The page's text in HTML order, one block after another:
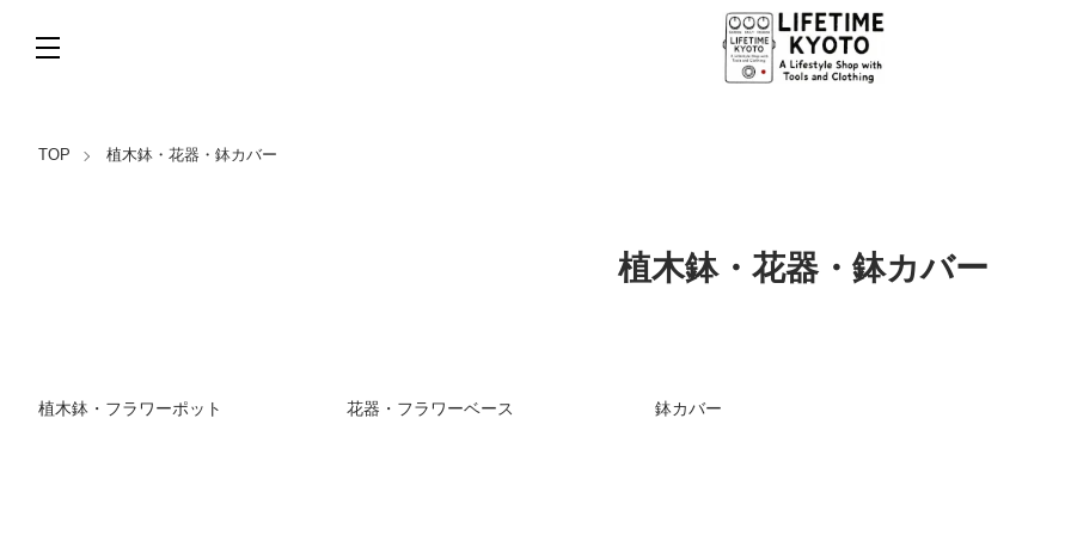
TOP 植木鉢・花器・鉢カバー
植木鉢・花器・鉢カバー
植木鉢・フラワーポット 花器・フラワーベース 鉢カバー